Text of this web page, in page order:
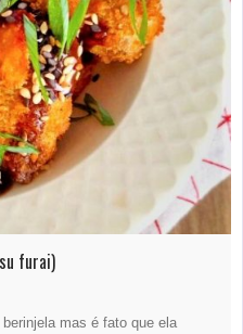
furai)
mas é fato que ela